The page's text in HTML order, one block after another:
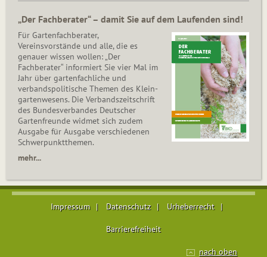
„Der Fachberater“ – damit Sie auf dem Laufenden sind!
Für Gartenfachberater,
Vereinsvorstände und alle, die es
genauer wissen wollen: „Der
Fachberater“ informiert Sie vier Mal im
Jahr über gartenfachliche und
verbandspolitische Themen des Klein­
gar­ten­wesens. Die Ver­bands­zeit­schrift
des Bun­des­ver­ban­des Deutscher
Gartenfreunde widmet sich zudem
Ausgabe für Ausgabe verschiedenen
Schwer­punkt­the­men.
mehr...
Impressum Datenschutz Urheberrecht
Barrierefreiheit
nach oben